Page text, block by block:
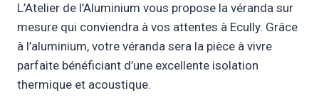
L’Atelier de l’Aluminium vous propose la véranda sur
mesure qui conviendra à vos attentes à Ecully. Grâce
à l’aluminium, votre véranda sera la pièce à vivre
parfaite bénéficiant d’une excellente isolation
thermique et acoustique.